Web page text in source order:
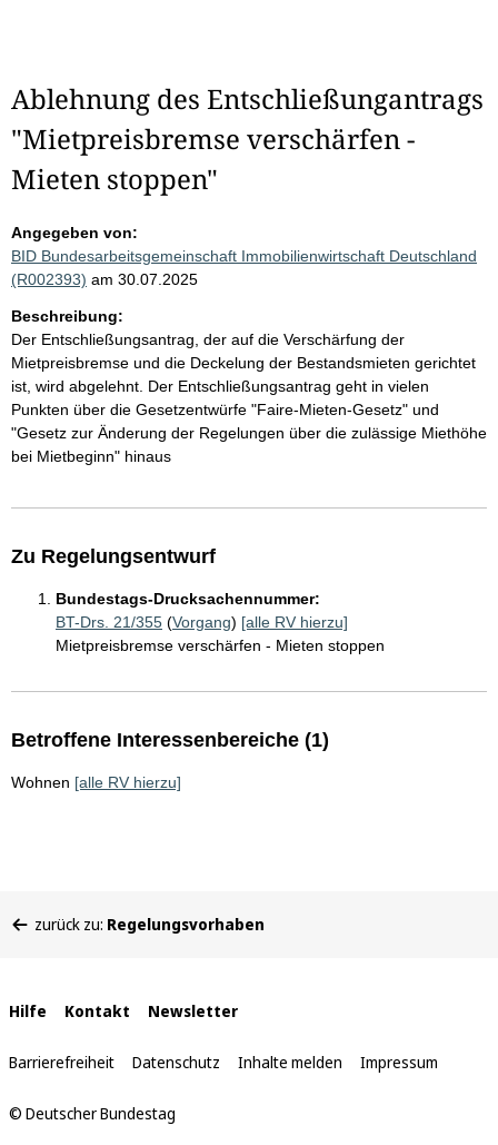
Ablehnung des Entschließungantrags
"Mietpreisbremse verschärfen -
Mieten stoppen"
Angegeben von:
BID Bundesarbeitsgemeinschaft Immobilienwirtschaft Deutschland
(R002393) am 30.07.2025
Beschreibung:
Der Entschließungsantrag, der auf die Verschärfung der
Mietpreisbremse und die Deckelung der Bestandsmieten gerichtet
ist, wird abgelehnt. Der Entschließungsantrag geht in vielen
Punkten über die Gesetzentwürfe "Faire-Mieten-Gesetz" und
"Gesetz zur Änderung der Regelungen über die zulässige Miethöhe
bei Mietbeginn" hinaus
Zu Regelungsentwurf
Bundestags-Drucksachennummer:
BT-Drs. 21/355 (Vorgang) [alle RV hierzu]
Mietpreisbremse verschärfen - Mieten stoppen
Betroffene Interessenbereiche (1)
Wohnen [alle RV hierzu]
befinden
zurück zu: Regelungsvorhaben
Interne
Links
Hilfe Kontakt Newsletter
Barrierefreiheit Datenschutz Inhalte melden Impressum
© Deutscher Bundestag